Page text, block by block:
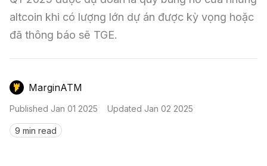
Phân Tích Thị Trường
Kiến Thức Tổng Hợp
Kinh Nghiệm Đầu Tư
Công Cụ Đầu Tư
Chỉ Báo Kỹ Thuật
Nến & Price Action
Airdrop
GameFi
Sign in
altcoin khi có lượng lớn dự án được kỳ vọng hoặc
đã thông báo sẽ TGE.
MarginATM
Published Jan 01 2025 Updated Jan 02 2025
9 min read